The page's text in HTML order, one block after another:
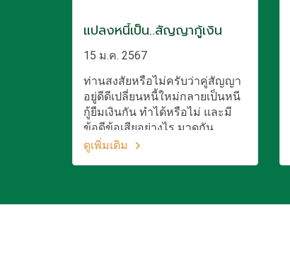
แปลงหนี้เป็น..สัญญากู้เงิน
15 ม.ค. 2567
ท่านสงสัยหรือไม่ครับว่าคู่สัญญา
อยู่ดีดีเปลี่ยนหนี้ใหม่กลายเป็นหนี
กู้ยืมเงินกัน ทำได้หรือไม่ และมี
ข้อดีข้อเสียอย่างไร มาดูกัน
ดูเพิ่มเติม